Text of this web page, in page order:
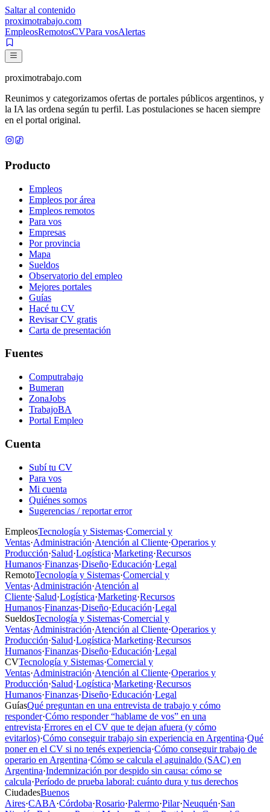
Saltar al contenido
proximotrabajo.com
EmpleosRemotosCVPara vosAlertas
proximotrabajo.com
Reunimos y categorizamos ofertas de portales públicos argentinos, y
la IA las ordena según tu perfil. Las postulaciones se hacen siempre
en el portal original.
Producto
Empleos
Empleos por área
Empleos remotos
Para vos
Empresas
Por provincia
Mapa
Sueldos
Observatorio del empleo
Mejores portales
Guías
Hacé tu CV
Revisar CV gratis
Carta de presentación
Fuentes
Computrabajo
Bumeran
ZonaJobs
TrabajoBA
Portal Empleo
Cuenta
Subí tu CV
Para vos
Mi cuenta
Quiénes somos
Sugerencias / reportar error
EmpleosTecnología y Sistemas·Comercial y
Ventas·Administración·Atención al Cliente·Operarios y
Producción·Salud·Logística·Marketing·Recursos
Humanos·Finanzas·Diseño·Educación·Legal
RemotoTecnología y Sistemas·Comercial y
Ventas·Administración·Atención al
Cliente·Salud·Logística·Marketing·Recursos
Humanos·Finanzas·Diseño·Educación·Legal
SueldosTecnología y Sistemas·Comercial y
Ventas·Administración·Atención al Cliente·Operarios y
Producción·Salud·Logística·Marketing·Recursos
Humanos·Finanzas·Diseño·Educación·Legal
CVTecnología y Sistemas·Comercial y
Ventas·Administración·Atención al Cliente·Operarios y
Producción·Salud·Logística·Marketing·Recursos
Humanos·Finanzas·Diseño·Educación·Legal
GuíasQué preguntan en una entrevista de trabajo y cómo
responder·Cómo responder “hablame de vos” en una
entrevista·Errores en el CV que te dejan afuera (y cómo
evitarlos)·Cómo conseguir trabajo sin experiencia en Argentina·Qué
poner en el CV si no tenés experiencia·Cómo conseguir trabajo de
operario en Argentina·Cómo se calcula el aguinaldo (SAC) en
Argentina·Indemnización por despido sin causa: cómo se
calcula·Período de prueba laboral: cuánto dura y tus derechos
CiudadesBuenos
Aires·CABA·Córdoba·Rosario·Palermo·Pilar·Neuquén·San